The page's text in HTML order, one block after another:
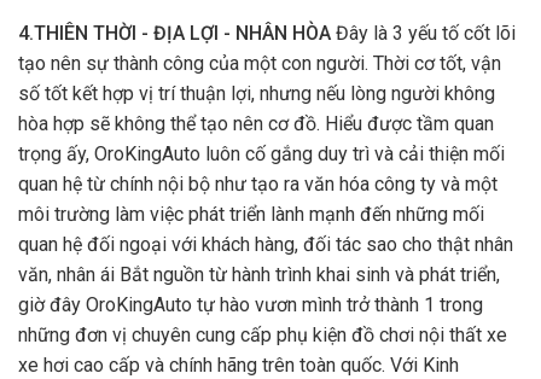
4.THIÊN THỜI - ĐỊA LỢI - NHÂN HÒA Đây là 3 yếu tố cốt lõi
tạo nên sự thành công của một con người. Thời cơ tốt, vận
số tốt kết hợp vị trí thuận lợi, nhưng nếu lòng người không
hòa hợp sẽ không thể tạo nên cơ đồ. Hiểu được tầm quan
trọng ấy, OroKingAuto luôn cố gắng duy trì và cải thiện mối
quan hệ từ chính nội bộ như tạo ra văn hóa công ty và một
môi trường làm việc phát triển lành mạnh đến những mối
quan hệ đối ngoại với khách hàng, đối tác sao cho thật nhân
văn, nhân ái Bắt nguồn từ hành trình khai sinh và phát triển,
giờ đây OroKingAuto tự hào vươn mình trở thành 1 trong
những đơn vị chuyên cung cấp phụ kiện đồ chơi nội thất xe
xe hơi cao cấp và chính hãng trên toàn quốc. Với Kinh